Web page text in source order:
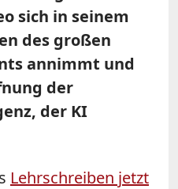
sich in seinem
des großen
annimmt und
der
der KI
Lehrschreiben jetzt